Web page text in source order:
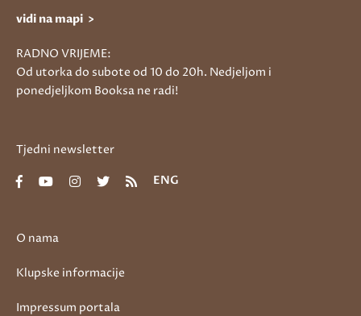
O nama
Klupske informacije
Impressum portala
vidi na mapi >
RADNO VRIJEME:
Od utorka do subote od 10 do 20h. Nedjeljom i
ponedjeljkom Booksa ne radi!
Tjedni newsletter
ENG